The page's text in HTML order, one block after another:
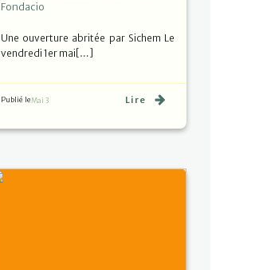
Fondacio
Une ouverture abritée par Sichem Le
vendredi 1er mai[…]
Publié leMai 3 Lire